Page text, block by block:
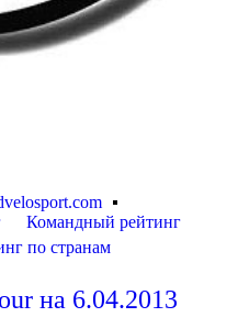
Командный рейтинг
по странам
на 6.04.2013